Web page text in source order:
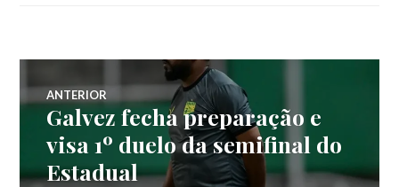
ANTERIOR
Galvez fecha preparação e
visa 1º duelo da semifinal do
Estadual